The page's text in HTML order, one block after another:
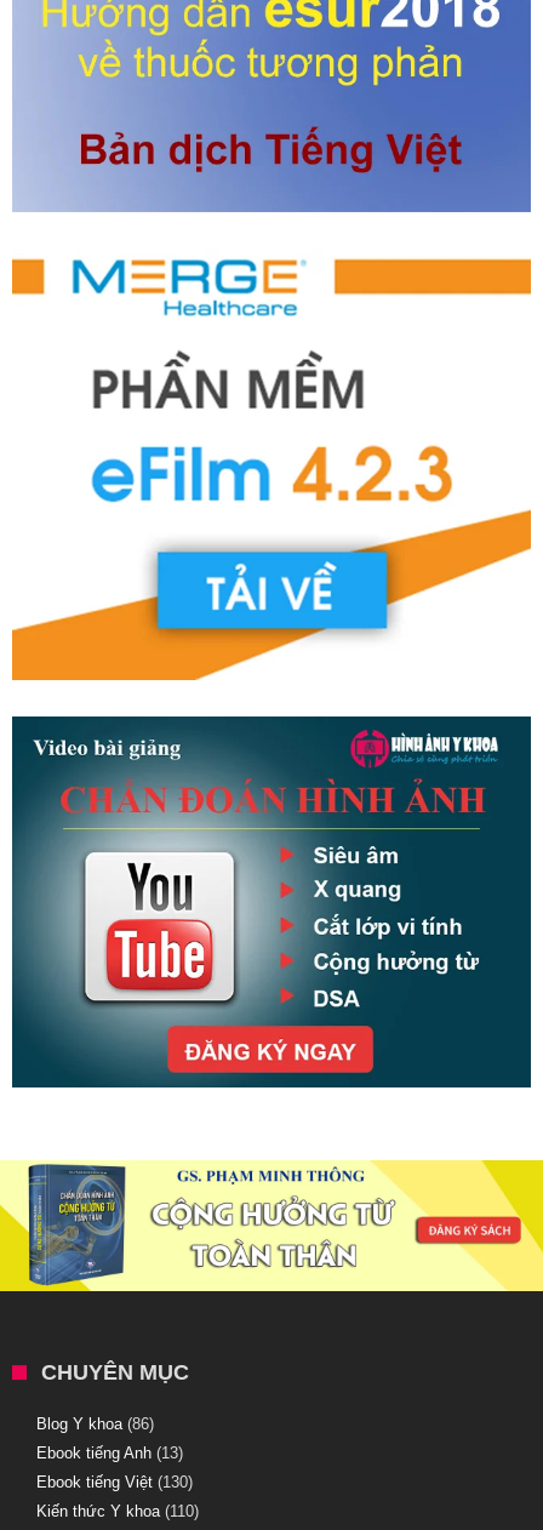
CHUYÊN MỤC
Blog Y khoa(86)
Ebook tiếng Anh (13)
Ebook tiếng Việt (130)
Kiến thức Y khoa(110)